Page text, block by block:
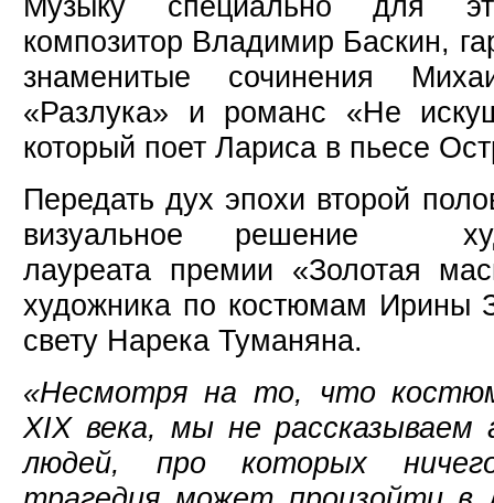
композитор Владимир Баскин,
знаменитые сочинения
«Разлука» и романс «Не
который поет Лариса в пьесе
Передать дух эпохи второй
визуальное решение
лауреата премии «Золотая
художника по костюмам Ирины
свету Нарека Туманяна.
«Несмотря на то, что
XIX века, мы не
людей, про которых